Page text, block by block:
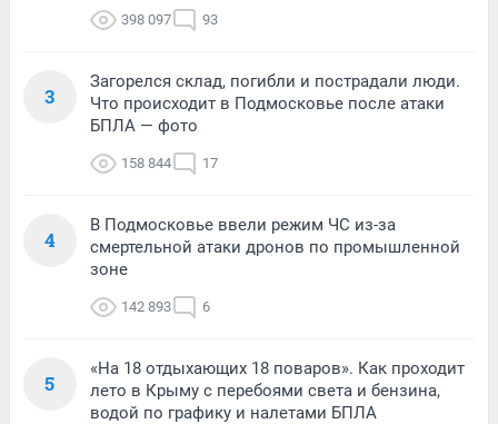
398 097 93
3
Загорелся склад, погибли и пострадали люди.
Что происходит в Подмосковье после атаки
БПЛА — фото
158 844 17
4
В Подмосковье ввели режим ЧС из-за
смертельной атаки дронов по промышленной
зоне
142 893 6
5
«На 18 отдыхающих 18 поваров». Как проходит
лето в Крыму с перебоями света и бензина,
водой по графику и налетами БПЛА